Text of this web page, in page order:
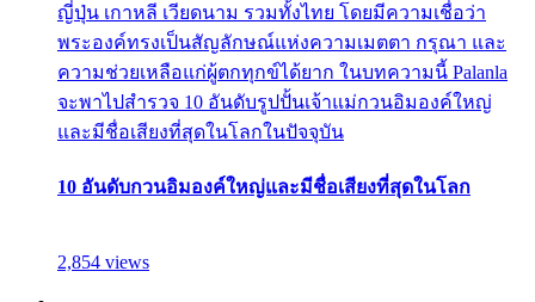
ญี่ปุ่น เกาหลี เวียดนาม รวมทั้งไทย โดยมีความเชื่อว่า
พระองค์ทรงเป็นสัญลักษณ์แห่งความเมตตา กรุณา และ
ความช่วยเหลือแก่ผู้ตกทุกข์ได้ยาก ในบทความนี้ Palanla
จะพาไปสำรวจ 10 อันดับรูปปั้นเจ้าแม่กวนอิมองค์ใหญ่
และมีชื่อเสียงที่สุดในโลกในปัจจุบัน
10 อันดับกวนอิมองค์ใหญ่และมีชื่อเสียงที่สุดในโลก
2,854 views